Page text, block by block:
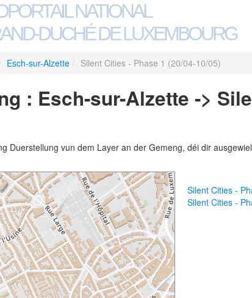
NATIONAL
DUCHÉ DE LUXEMBOURG
Esch-sur-Alzette / Silent Cities - Phase 1 (20/04-10/05)
: Esch-sur-Alzette ->
Duerstellung vun dem Layer an der Gemeng, déi dir
Silent Cities -
Silent Cities -